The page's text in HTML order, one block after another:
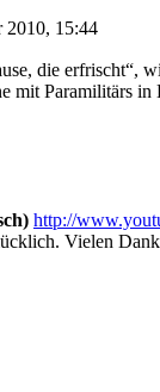
2010, 15:44
die erfrischt“,
mit Paramilitärs
http://
Vielen